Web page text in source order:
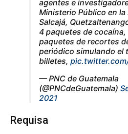
agentes e
Ministerio Público en la
Salcajá,
4 paquetes de cocaína,
paquetes de recortes
periódico simulando el
billetes,
— PNC de Guatemala
(@PNCdeGuatemala)
2021
Requisa